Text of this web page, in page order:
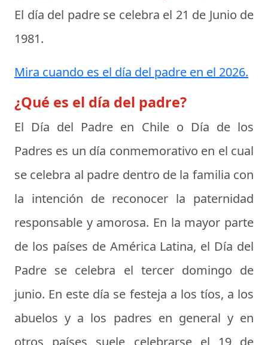
El día del padre se celebra el 21 de Junio de
1981.
Mira cuando es el día del padre en el 2026.
¿Qué es el día del padre?
El Día del Padre en Chileo Día de los
Padres es un día conmemorativo en el cual
se celebra al padre dentro de la familia con
la intención de reconocer la paternidad
responsable y amorosa. En la mayor parte
de los países de América Latina, el Día del
Padre se celebra el tercer domingo de
junio. En este día se festeja a los tíos, a los
abuelos y a los padres en general y en
otros países suele celebrarse el 19 de